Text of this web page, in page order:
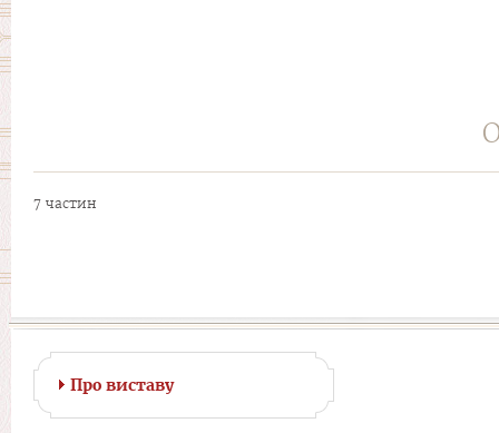
7 частин
Про виставу